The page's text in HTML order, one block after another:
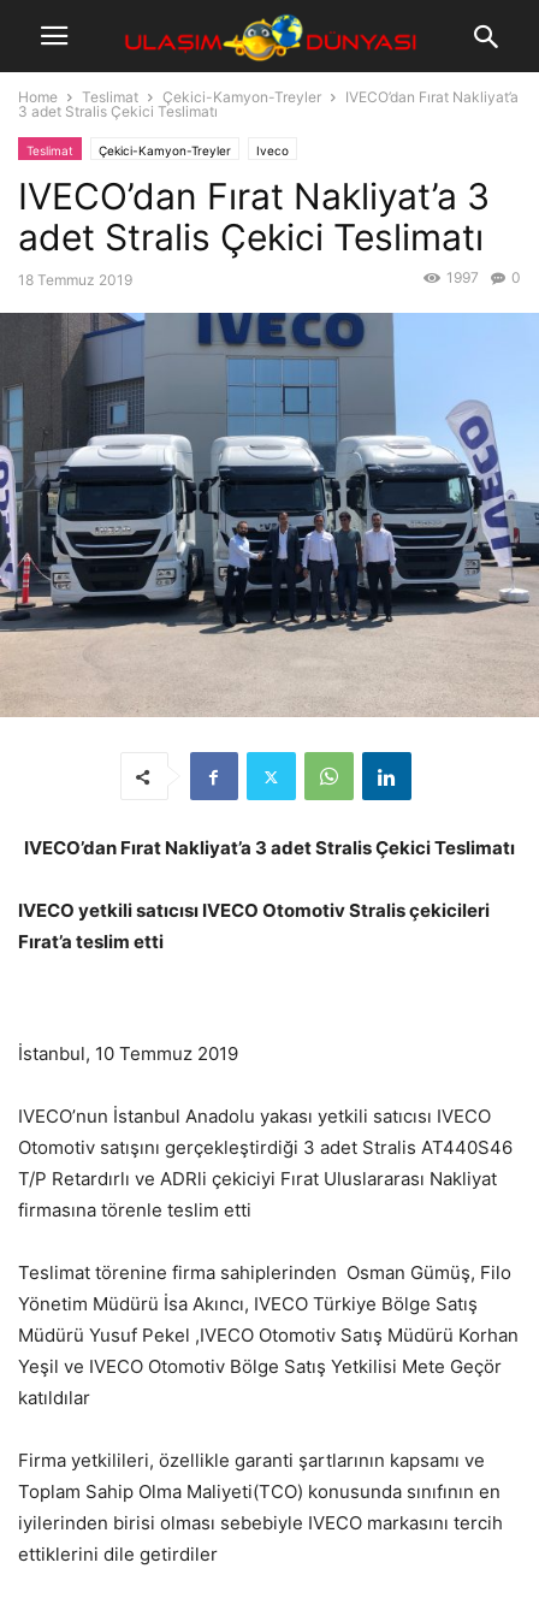
Home Teslimat Çekici-Kamyon-Treyler
IVECO’dan Fırat Nakliyat’a
3 adet Stralis Çekici Teslimatı
Teslimat Çekici-Kamyon-Treyler Iveco
IVECO’dan Fırat Nakliyat’a 3
adet Stralis Çekici Teslimatı
18 Temmuz 2019 0
1997
IVECO’dan Fırat Nakliyat’a 3 adet Stralis Çekici Teslimatı
IVECO yetkili satıcısı IVECO Otomotiv Stralis çekicileri
Fırat’a teslim etti
İstanbul, 10 Temmuz 2019
IVECO’nun İstanbul Anadolu yakası yetkili satıcısı IVECO
Otomotiv satışını gerçekleştirdiği 3 adet Stralis AT440S46
T/P Retardırlı ve ADRli çekiciyi Fırat Uluslararası Nakliyat
firmasına törenle teslim etti
Teslimat törenine firma sahiplerinden Osman Gümüş, Filo
Yönetim Müdürü İsa Akıncı, IVECO Türkiye Bölge Satış
Müdürü Yusuf Pekel ,IVECO Otomotiv Satış Müdürü Korhan
Yeşil ve IVECO Otomotiv Bölge Satış Yetkilisi Mete Geçör
katıldılar
Firma yetkilileri, özellikle garanti şartlarının kapsamı ve
Toplam Sahip Olma Maliyeti(TCO) konusunda sınıfının en
iyilerinden birisi olması sebebiyle IVECO markasını tercih
ettiklerini dile getirdiler